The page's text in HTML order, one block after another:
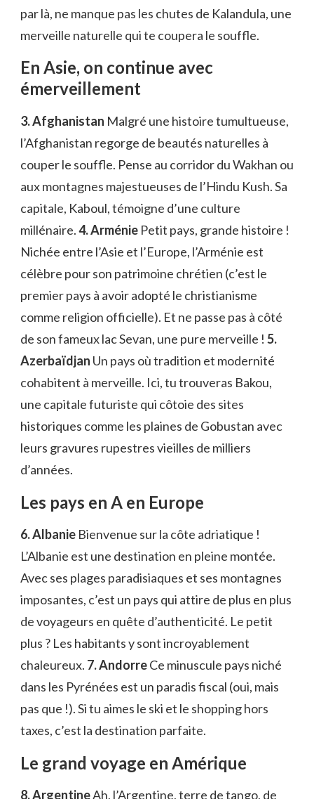
par là, ne manque pas les chutes de Kalandula, une
merveille naturelle qui te coupera le souffle.
En Asie, on continue avec
émerveillement
3. Afghanistan Malgré une histoire tumultueuse,
l’Afghanistan regorge de beautés naturelles à
couper le souffle. Pense au corridor du Wakhan ou
aux montagnes majestueuses de l’Hindu Kush. Sa
capitale, Kaboul, témoigne d’une culture
millénaire.4. Arménie Petit pays, grande histoire !
Nichée entre l’Asie et l’Europe, l’Arménie est
célèbre pour son patrimoine chrétien (c’est le
premier pays à avoir adopté le christianisme
comme religion officielle). Et ne passe pas à côté
de son fameux lac Sevan, une pure merveille ! 5.
Azerbaïdjan Un pays où tradition et modernité
cohabitent à merveille. Ici, tu trouveras Bakou,
une capitale futuriste qui côtoie des sites
historiques comme les plaines de Gobustan avec
leurs gravures rupestres vieilles de milliers
d’années.
Les pays en A en Europe
6. Albanie Bienvenue sur la côte adriatique !
L’Albanie est une destination en pleine montée.
Avec ses plages paradisiaques et ses montagnes
imposantes, c’est un pays qui attire de plus en plus
de voyageurs en quête d’authenticité. Le petit
plus ? Les habitants y sont incroyablement
chaleureux. 7. AndorreCe minuscule pays niché
dans les Pyrénées est un paradis fiscal (oui, mais
pas que !). Si tu aimes le ski et le shopping hors
taxes, c’est la destination parfaite.
Le grand voyage en Amérique
8. ArgentineAh, l’Argentine, terre de tango, de